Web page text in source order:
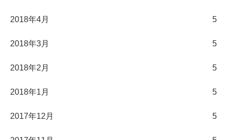
2018年4月 5
2018年3月 5
2018年2月 5
2018年1月 5
2017年12月 5